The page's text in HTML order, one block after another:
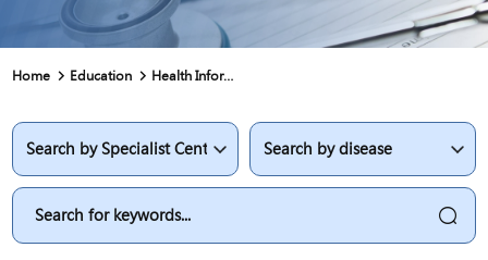
Home Education Health Information